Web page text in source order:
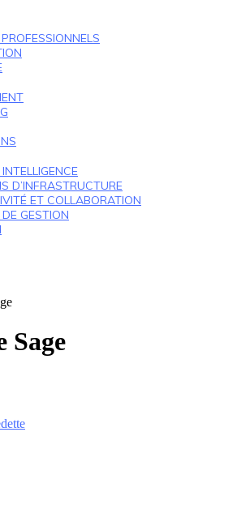
D’INFRASTRUCTURE
ET COLLABORATION
GESTION
Sage